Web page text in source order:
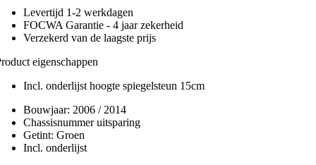
Levertijd 1-2 werkdagen
FOCWA Garantie - 4 jaar zekerheid
Verzekerd van de laagste prijs
eigenschappen
Incl. onderlijst hoogte spiegelsteun 15cm
Bouwjaar: 2006 / 2014
Chassisnummer uitsparing
Getint: Groen
Incl. onderlijst